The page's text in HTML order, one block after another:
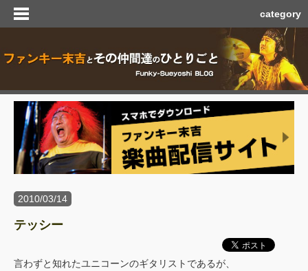
category
2010/03/14
テッシー
言わずと知れたユニコーンのギタリストであるが、